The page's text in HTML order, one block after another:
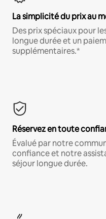
La simplicité du prix au
Des prix spéciaux pour
longue durée et un
supplémentaires.*
Réservez en toute
Évalué par notre
confiance et notre
séjour longue durée.